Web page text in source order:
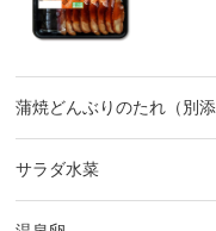
蒲焼どんぶりのたれ（別添
サラダ水菜